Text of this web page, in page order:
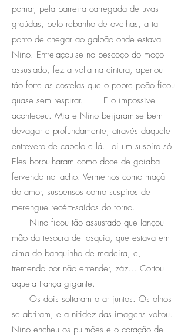
pomar, pela parreira carregada de uvas
graúdas, pelo rebanho de ovelhas, a tal
ponto de chegar ao galpão onde estava
Nino. Entrelaçou-se no pescoço do moço
assustado, fez a volta na cintura, apertou
tão forte as costelas que o pobre peão ficou
quase sem respirar. E o impossível
aconteceu. Mia e Nino beijaram-se bem
devagar e profundamente, através daquele
entrevero de cabelo e lã. Foi um suspiro só.
Eles borbulharam como doce de goiaba
fervendo no tacho. Vermelhos como maçã
do amor, suspensos como suspiros de
merengue recém-saídos do forno.
Nino ficou tão assustado que lançou
mão da tesoura de tosquia, que estava em
cima do banquinho de madeira, e,
tremendo por não entender, záz... Cortou
aquela trança gigante.
Os dois soltaram o ar juntos. Os olhos
se abriram, e a nitidez das imagens voltou.
Nino encheu os pulmões e o coração de